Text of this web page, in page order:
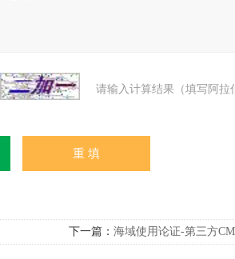
请输入计算结果（填写阿拉
下一篇： 海域使用论证-第三方